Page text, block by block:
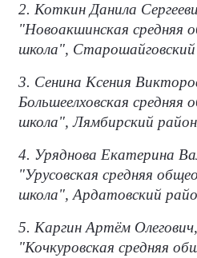
2. Коткин Данила
"Новоакшинская средняя
школа",
3. Сенина Ксения
Большеелховская средняя
школа", Лямбирский район
4. Уряднова Екатерина
"Урусовская средняя
школа", Ардатовский
5. Каргин Артём
"Кочкуровская средняя